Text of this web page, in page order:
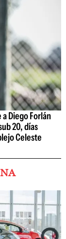
Diego Forlán
20, días
Celeste